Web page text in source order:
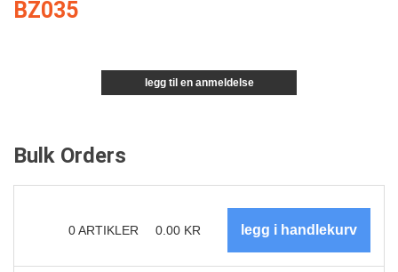
BZ035
legg til en anmeldelse
Bulk Orders
0ARTIKLER 0.00 KR